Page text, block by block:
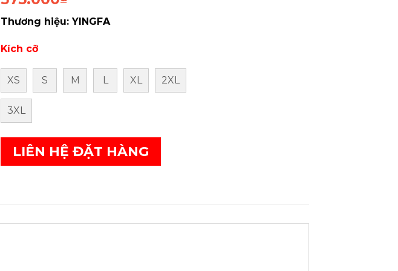
Thương hiệu: YINGFA
Kích cỡ
XS S M L XL 2XL
3XL
LIÊN HỆ ĐẶT HÀNG